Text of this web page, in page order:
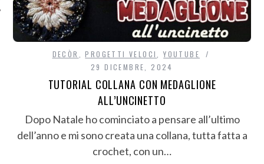
DECÒR ,PROGETTI VELOCI,YOUTUBE
29 DICEMBRE, 2024
TUTORIAL COLLANA CON MEDAGLIONE
ALL’UNCINETTO
Dopo Natale ho cominciato a pensare all’ultimo
dell’anno e mi sono creata una collana, tutta fatta a
crochet, con un…